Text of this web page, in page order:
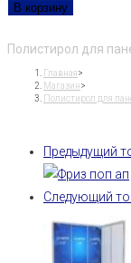
В корзину
Полистирол для
Главная>
Магазин>
Полистирол для
Предыдущий
Следующий